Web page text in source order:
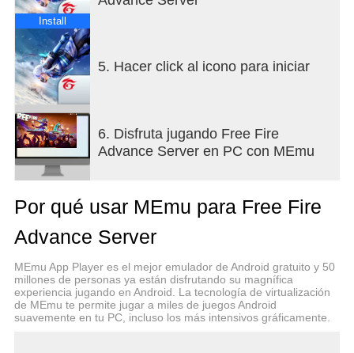
Install
5. Hacer click al icono para iniciar
6. Disfruta jugando Free Fire
Advance Server en PC con MEmu
Por qué usar MEmu para Free Fire
Advance Server
MEmu App Player es el mejor emulador de Android gratuito y 50
millones de personas ya están disfrutando su magnífica
experiencia jugando en Android. La tecnología de virtualización
de MEmu te permite jugar a miles de juegos Android
suavemente en tu PC, incluso los más intensivos gráficamente.